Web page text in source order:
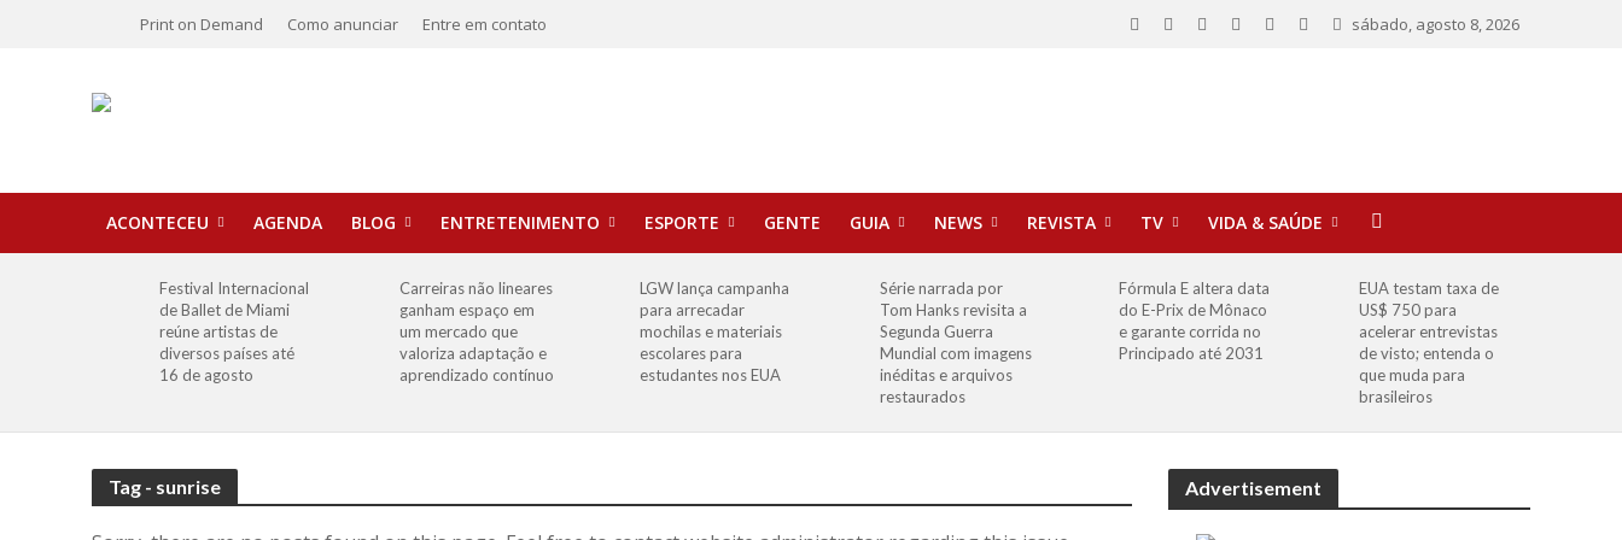
Print on Demand Como anunciar Entre em contato sábado, agosto 8, 2026
ACONTECEU AGENDA BLOG ENTRETENIMENTO ESPORTE GENTE GUIA NEWS REVISTA TV VIDA & SAÚDE
Festival Internacional
de Ballet de Miami
reúne artistas de
diversos países até
16 de agosto
Carreiras não lineares
ganham espaço em
um mercado que
valoriza adaptação e
aprendizado contínuo
LGW lança campanha
para arrecadar
mochilas e materiais
escolares para
estudantes nos EUA
Série narrada por
Tom Hanks revisita a
Segunda Guerra
Mundial com imagens
inéditas e arquivos
restaurados
Fórmula E altera data
do E-Prix de Mônaco
e garante corrida no
Principado até 2031
EUA testam taxa de
US$ 750 para
acelerar entrevistas
de visto; entenda o
que muda para
brasileiros
Tag - sunrise Advertisement